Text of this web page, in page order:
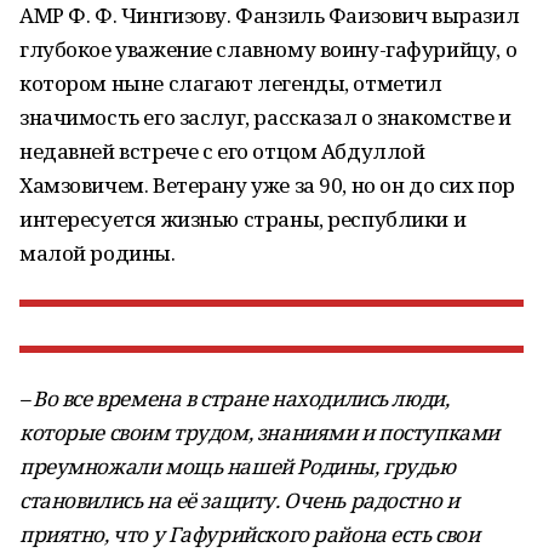
АМР Ф. Ф. Чингизову. Фанзиль Фаизович выразил
глубокое уважение славному воину-гафурийцу, о
котором ныне слагают легенды, отметил
значимость его заслуг, рассказал о знакомстве и
недавней встрече с его отцом Абдуллой
Хамзовичем. Ветерану уже за 90, но он до сих пор
интересуется жизнью страны, республики и
малой родины.
– Во все времена в стране находились люди,
которые своим трудом, знаниями и поступками
преумножали мощь нашей Родины, грудью
становились на её защиту. Очень радостно и
приятно, что у Гафурийского района есть свои